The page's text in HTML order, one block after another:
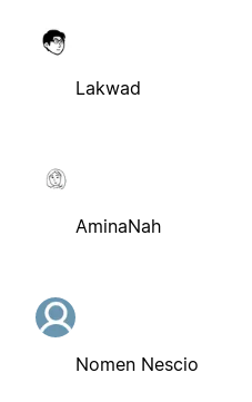
Lakwad
AminaNah
Nomen Nescio